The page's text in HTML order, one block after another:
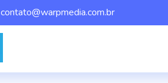
contato@warpmedia.com.br